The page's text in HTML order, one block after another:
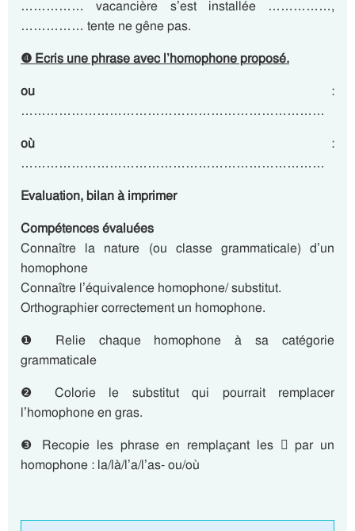
…………… vacancière s’est installée ……………,
…………… tente ne gêne pas.
❹ Ecris une phrase avec l’homophone proposé.
ou :
………………………………………………………………
où :
………………………………………………………………
Evaluation, bilan à imprimer
Compétences évaluées
Connaître la nature (ou classe grammaticale) d’un
homophone
Connaître l’équivalence homophone/ substitut.
Orthographier correctement un homophone.
❶ Relie chaque homophone à sa catégorie
grammaticale
❷ Colorie le substitut qui pourrait remplacer
l’homophone en gras.
❸ Recopie les phrase en remplaçant les  par un
homophone : la/là/l’a/l’as- ou/où